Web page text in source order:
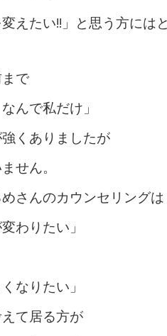
変えたい!!」と思う方には
で
んで私だけ」
くありましたが
せん。
さんのカウンセリングは
わりたい」
なりたい」
て居る方が